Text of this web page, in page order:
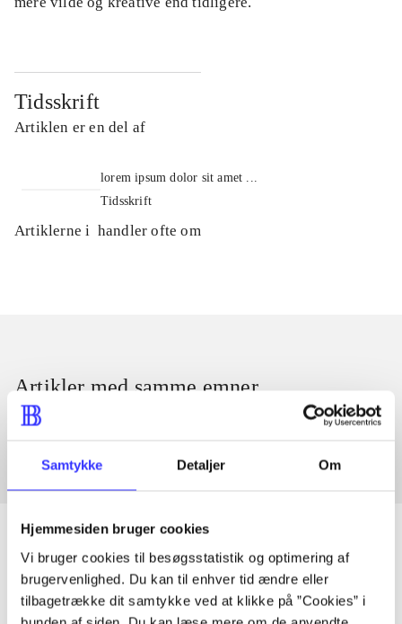
Samtykke Detaljer Om
Hjemmesiden bruger cookies
Vi bruger cookies til besøgsstatistik og optimering af
brugervenlighed. Du kan til enhver tid ændre eller
tilbagetrække dit samtykke ved at klikke på ”Cookies” i
Tidsskrift
Artiklen er en del af
lorem ipsum dolor sit amet ...
Tidsskrift
Artiklerne i handler ofte om
Artikler med samme emner
Fra
Artikler
Alle registrerede artikler fordelt på udgivelser